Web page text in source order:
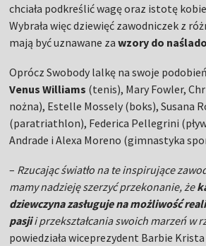
chciała podkreślić wagę oraz istotę
Wybrała więc dziewięć zawodniczek z
mają być uznawane zawzory do
Oprócz Swobody lalkę na swoje
Venus Williams (tenis), Mary Fowler,
nożna), Estelle Mossely (boks), Susana
(paratriathlon), Federica Pellegrini
Andrade i Alexa Moreno (gimnastyka
– Rzucając światło na te inspirujące
mamy nadzieję szerzyć przekonanie, że
dziewczyna zasługuje na możliwość
pasjii przekształcania swoich marzeń w
powiedziała wiceprezydent Barbie Krista